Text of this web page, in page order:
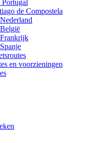
de Compostela
en voorzieningen